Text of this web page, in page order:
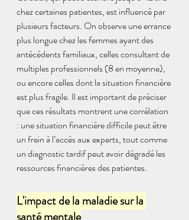
chez certaines patientes, est influencé par
plusieurs facteurs. On observe une errance
plus longue chez les femmes ayant des
antécédents familiaux, celles consultant de
multiples professionnels (8 en moyenne),
ou encore celles dont la situation financière
est plus fragile. Il est important de préciser
que ces résultats montrent une corrélation
: une situation financière difficile peut être
un frein à l’accès aux experts, tout comme
un diagnostic tardif peut avoir dégradé les
ressources financières des patientes.
L'impact de la maladie sur la